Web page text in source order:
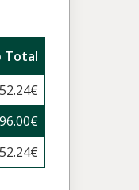
Total
€
€
€